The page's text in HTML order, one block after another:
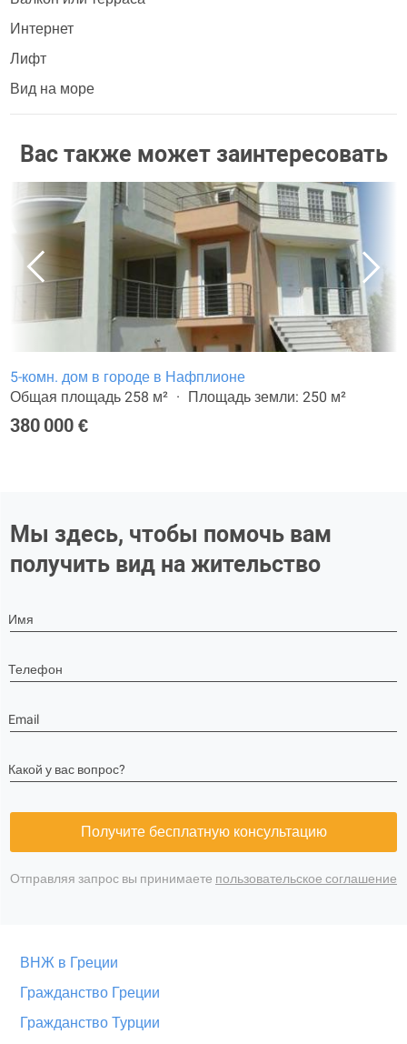
Интернет
Лифт
Вид на море
Вас также может заинтересовать
5-комн. дом в городе в Нафплионе
Общая площадь 258 м²
Площадь земли: 250 м²
380 000 €
Мы здесь, чтобы помочь вам
получить вид на жительство
Имя
Телефон
Email
Какой у вас вопрос?
Получите бесплатную консультацию
Отправляя запрос вы принимаете пользовательское соглашение
ВНЖ в Греции
Гражданство Греции
Гражданство Турции